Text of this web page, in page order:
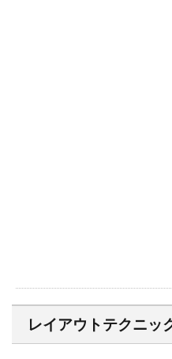
レイアウトテクニッ